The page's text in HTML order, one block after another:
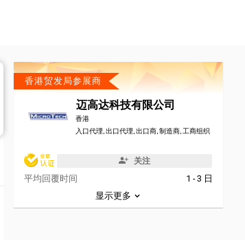
香港贸发局参展商
迈高达科技有限公司
香港
入口代理, 出口代理, 出口商, 制造商, 工商组织
关注
平均回覆时间
1 - 3 日
显示更多